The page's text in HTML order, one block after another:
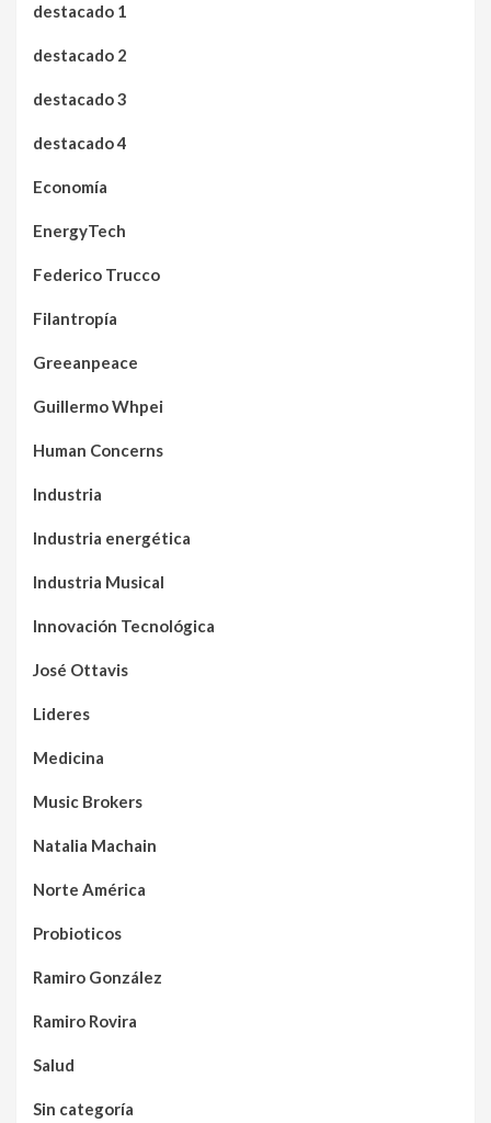
destacado 1
destacado 2
destacado 3
destacado 4
Economía
EnergyTech
Federico Trucco
Filantropía
Greeanpeace
Guillermo Whpei
Human Concerns
Industria
Industria energética
Industria Musical
Innovación Tecnológica
José Ottavis
Lideres
Medicina
Music Brokers
Natalia Machain
Norte América
Probioticos
Ramiro González
Ramiro Rovira
Salud
Sin categoría